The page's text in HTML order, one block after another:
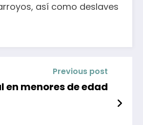
así como deslaves
Previous post
menores de edad